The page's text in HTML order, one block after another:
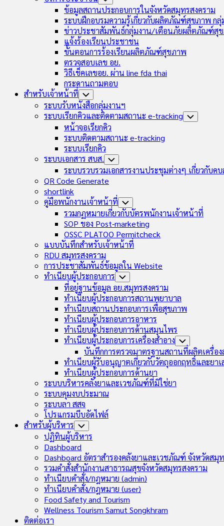
Child
Menu
ข้อมูลสถานประกอบการในจังหวัดสมุทรสงคราม
ระบบฝึกอบรมความรู้เกี่ยวกับผลิตภัณฑ์สุขภาพ ก
ข่าวประชาสัมพันธ์กลุ่มงาน/เตือนภัยผลิตภัณฑ์สุ
แจ้งร้องเรียนประชาชน
ขั้นตอนการร้องเรียนผลิตภัณฑ์สุขภาพ
ตรวจสอบเลข อย.
วิธีเช็คเลขอย. ผ่าน line fda thai
กระดานถามตอบ
สำหรับเจ้าหน้าที่ Toggle
Child
Menu
ระบบรับหนังสือกลุ่มงานฯ
ระบบเรียกคิวและติดตามสถานะ e-tracking Toggle
หน้าจอเรียกคิว
ระบบติดตามสถานะ e-tracking
ระบบเรียกคิว
ระบบเอกสาร สบส. Toggle
Child
Menu
ระบบรวบรวมเอกสารงานประชุมต่างๆ เกี่ยวกับค
QR Code Generate
shortlink
คู่มือพนักงานเจ้าหน้าที่ Toggle
Child
Menu
รวมกฏหมายเกี่ยวกับบัตรพนักงานเจ้าหน้าที่
SOP ของ Post-marketing
OSSC PLATOO Permitcheck
แบบบันทึกสำหรับเจ้าหน้าที่
RDU สมุทรสงคราม
การประชาสัมพันธ์ข้อมูลใน Website
ทำเนียบผู้ประกอบการ Toggle
Child
Menu
ที่อยู่ฐานข้อมูล อย.สมุทรสงคราม
ทำเนียบผู้ประกอบการสถานพยาบาล
ทำเนียบสถานประกอบการเพื่อสุขภาพ
ทำเนียบผู้ประกอบการอาหาร
ทำเนียบผู้ประกอบการด้านสมุนไพร
ทำเนียบผู้ประกอบการเครื่องสำอาง Toggle
Child
Menu
บันทึกการตรวจมาตรฐานสถานที่ผลิตเครื่อง
ทำเนียบผู้รับอนุญาตเกี่ยวกับวัตถุออกฤทธิ์และยา
ทำเนียบผู้ประกอบการด้านยา
ระบบบริหารคลังยาและเวชภัณฑ์ที่มิใช่ยา
ระบบคุมงบประมาณ
ระบบลา สสจ
โปรแกรมบีบอัดไฟล์
สำหรับผู้บริหาร Toggle
Child
Menu
ปฏิทินผู้บริหาร
Dashboard
Dashboard อัตราสำรองคลังยาและเวชภัณฑ์ จังหวัดสมุ
รวมคำสั่งสำนักงานสาธารณสุขจังหวัดสมุทรสงคราม
ทำเนียบคำสั่ง/กฎหมาย (admin)
ทำเนียบคำสั่ง/กฎหมาย (user)
Food Safety and Tourism
Wellness Tourism Samut Songkhram
ติดต่อเรา